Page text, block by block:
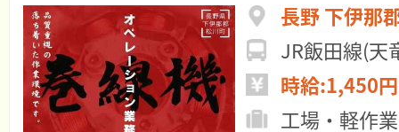
長野 下伊那
JR飯田線(天
時給:1,450
工場・軽作業